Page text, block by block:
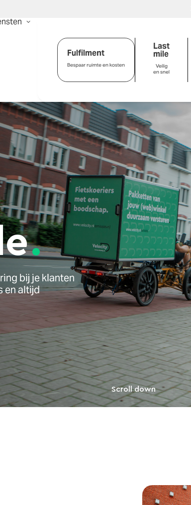
Fulfilment
Bespaar ruimte en kosten
Last
mile
Veilig
en snel
e
bij je klanten
en altijd
Scroll down